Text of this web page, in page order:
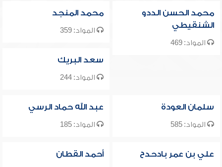
محمد الحسن الددو
الشنقيطي
المواد: 469
محمد المنجد
المواد: 359
سعد البريك
المواد: 244
سلمان العودة
المواد: 585
عبد الله حماد الرسي
المواد: 185
علي بن عمر بادحدح أحمد القطان